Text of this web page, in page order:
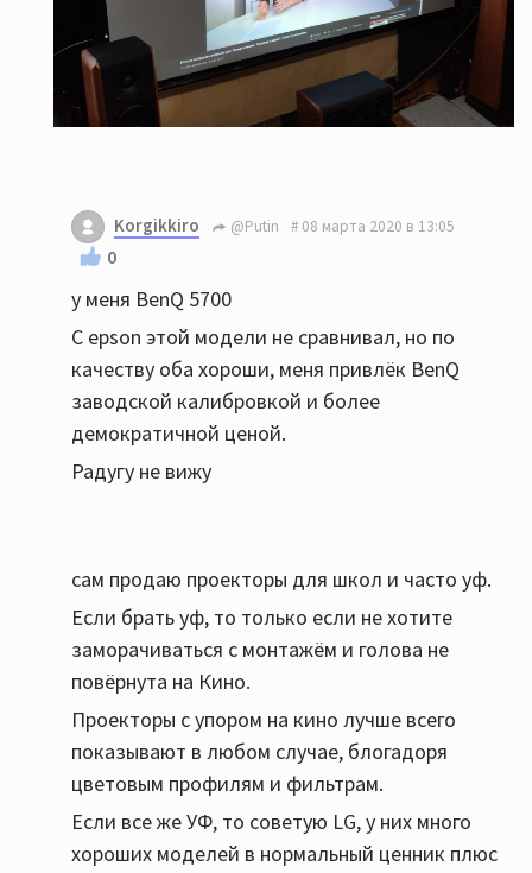
Korgikkiro @Putin 08 марта 2020 в 13:05
0
у меня BenQ 5700
С epson этой модели не сравнивал, но по
качеству оба хороши, меня привлёк BenQ
заводской калибровкой и более
демократичной ценой.
Радугу не вижу
сам продаю проекторы для школ и часто уф.
Если брать уф, то только если не хотите
заморачиваться с монтажём и голова не
повёрнута на Кино.
Проекторы с упором на кино лучше всего
показывают в любом случае, блогадоря
цветовым профилям и фильтрам.
Если все же УФ, то советую LG, у них много
хороших моделей в нормальный ценник плюс